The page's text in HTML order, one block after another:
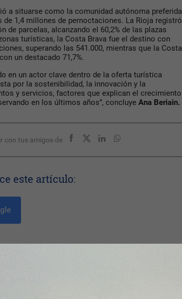
a situarse como la comunidad autónoma preferida
1,4 millones de pernoctaciones. La Rioja registró
de parcelas, alcanzando el 60,2% de las plazas
turísticas, la Costa Brava fue el destino con
superando las 541.000, mientras que la Costa
un destacado 71,7%.
en un actor clave dentro de la oferta turística
por la sostenibilidad, la innovación y la
y servicios, factores que explican el crecimiento
en los últimos años”, concluye Ana Beriain.
con tus amigos de
este artículo: